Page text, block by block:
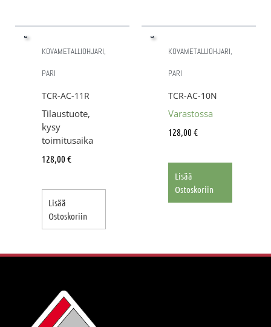
KOVAMETALLIOHJARI,
PARI
TCR-AC-11R
Tilaustuote,
kysy
toimitusaika
128,00 €
Lisää
Ostoskoriin
KOVAMETALLIOHJARI,
PARI
TCR-AC-10N
Varastossa
128,00 €
Lisää
Ostoskoriin